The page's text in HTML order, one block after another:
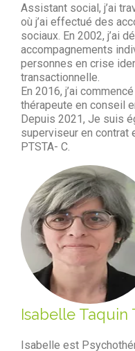
Assistant social, j’ai
où j’ai effectué des
sociaux. En 2002, j’ai
accompagnements
personnes en crise
transactionnelle.
En 2016, j’ai
thérapeute en conseil
Depuis 2021, Je suis
superviseur en contrat
PTSTA- C.
Isabelle Taquin
Isabelle est